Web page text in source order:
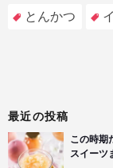
とんかつ
最近の投稿
この時期
スイーツ